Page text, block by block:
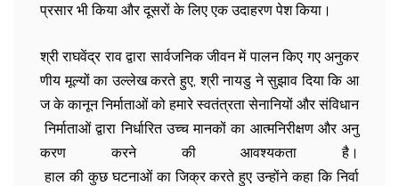
प्रसार भी किया और दूसरों के लिए एक उदाहरण पेश किया।
श्री राघवेंद्र राव द्वारा सार्वजनिक जीवन में पालन किए गए अनुकर
णीय मूल्यों का उल्लेख करते हुए, श्री नायडु ने सुझाव दिया कि आ
ज के कानून निर्माताओं को हमारे स्वतंत्रता सेनानियों और संविधान
निर्माताओं द्वारा निर्धारित उच्च मानकों का आत्मनिरीक्षण और अनु
करण करने की आवश्यकता है।
हाल की कुछ घटनाओं का जिक्र करते हुए उन्होंने कहा कि निर्वा